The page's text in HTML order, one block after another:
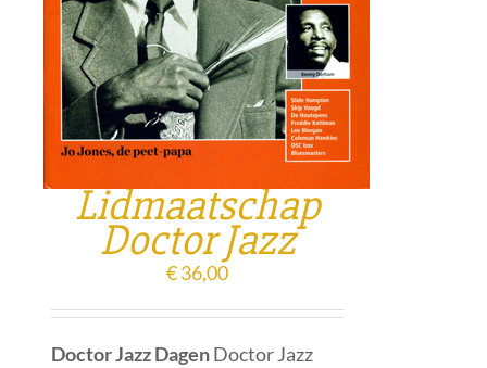
Lidmaatschap
Doctor Jazz
€36,00
Doctor Jazz DagenDoctor Jazz